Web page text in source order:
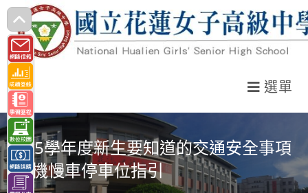
跳
轉
至
主
要
內
容
選單
115學年度新生要知道的交通安全事項
及機慢車停車位指引